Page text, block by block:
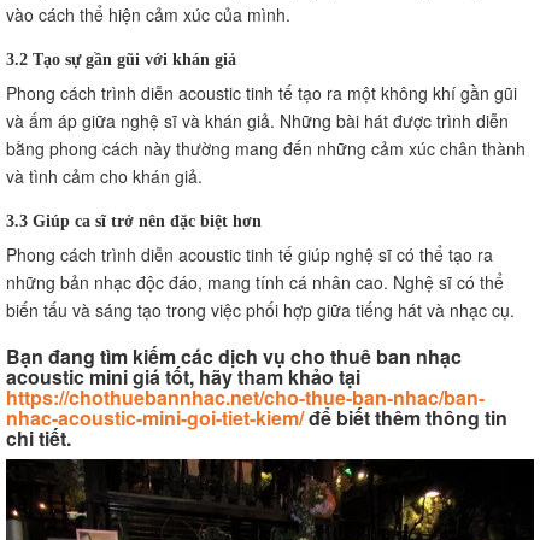
vào cách thể hiện cảm xúc của mình.
3.2 Tạo sự gần gũi với khán giả
Phong cách trình diễn acoustic tinh tế tạo ra một không khí gần gũi
và ấm áp giữa nghệ sĩ và khán giả. Những bài hát được trình diễn
bằng phong cách này thường mang đến những cảm xúc chân thành
và tình cảm cho khán giả.
3.3 Giúp ca sĩ trở nên đặc biệt hơn
Phong cách trình diễn acoustic tinh tế giúp nghệ sĩ có thể tạo ra
những bản nhạc độc đáo, mang tính cá nhân cao. Nghệ sĩ có thể
biến tấu và sáng tạo trong việc phối hợp giữa tiếng hát và nhạc cụ.
Bạn đang tìm kiếm các dịch vụ cho thuê ban nhạc
acoustic mini giá tốt, hãy tham khảo tại
https://chothuebannhac.net/cho-thue-ban-nhac/ban-
nhac-acoustic-mini-goi-tiet-kiem/để biết thêm thông tin
chi tiết.